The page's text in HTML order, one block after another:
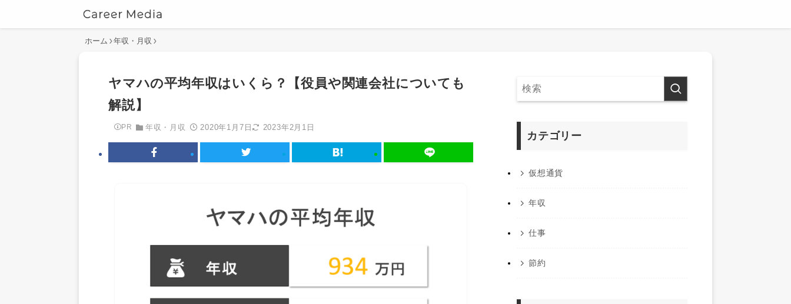
ホーム 年収・月収
ヤマハの平均年収はいくら？【役員や関連会社についても
解説】
PR 年収・月収 2020年1月7日 2023年2月1日
カテゴリー
仮想通貨
年収
仕事
節約